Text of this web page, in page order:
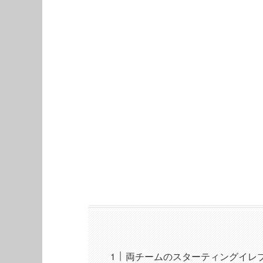
両チームのスターティングイレ